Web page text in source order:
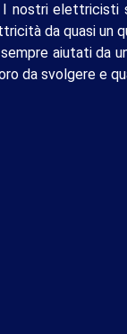
elettricisti
da quasi un
aiutati da
da svolgere e